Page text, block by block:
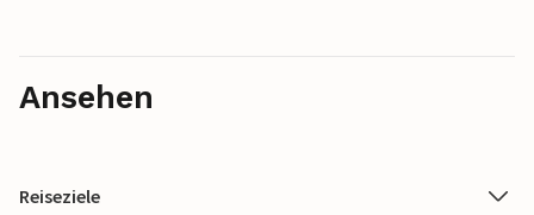
Ansehen
Reiseziele